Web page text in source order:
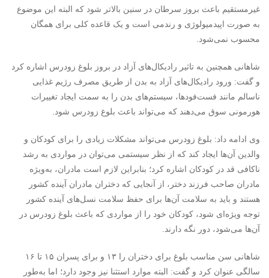
غیرمستقیم باعث بروز سرطان در سنین بالاتر شود که البته این موضوع
به صورت اپیدمیولوژی و رندمی است و یک قاعده کلی برای همگان
محسوب نمی‌شود.
شاهانی همچنین به تاثیر رادیکال‌های آزاد در بروز بلوغ زودرس اشاره کرد
و گفت: ورود رادیکال‌های آزاد به بدن از طریق مصرف رژیم غذایی
ناسالم مانند فست‌فودها، سیستم‌های بدن را به سمت ایجاد تغییرات
هورمونی سوق می‌دهند که می‌تواند باعث بلوغ زودرس شود.
وی ادامه داد: بلوغ زودرس می‌تواند مشکلات زیادی را برای کودکان و
والدین آن‌ها ایجاد کند که از نظر سیستمی می‌توان در مواردی به رشد
ناکافی قد در کودکان اشاره کرد؛ بنابراین لازم است مادران، به‌ویژه
مادران صاحب فرزند دختر، از آنجایی که دختران مادران آینده کشور
هستند و باید به سلامت آن‌ها برای حفظ سلامت نسل‌های آینده کشور
توجه ویژه‌ای شود، کودکان خود را از مواردی که باعث بلوغ زودرس در
آن‌ها می‌شود، دور نگه دارند.
شاهانی سن مناسب بلوغ برای دختران را ۱۳ و برای پسران ۱۵ تا ۱۶
سالگی عنوان کرد و گفت: البته موارد استثنا نیز وجود دارد؛ اما به‌طور